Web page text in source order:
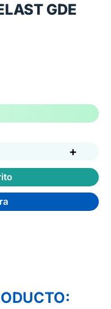
GDE
+